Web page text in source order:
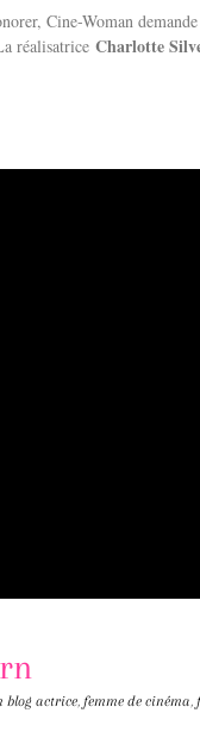
Cine-Woman demande
réalisatrice Charlotte
blog actrice, femme de cinéma,